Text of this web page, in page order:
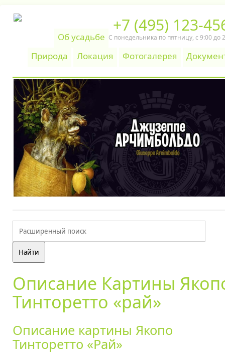
+7 (495) 123-
С понедельника по пятницу, c 9:00 до
Об усадьбе
Природа
Локация Фотогалерея
Описание Картины
Тинторетто «рай»
Описание картины Якопо
Тинторетто «Рай»